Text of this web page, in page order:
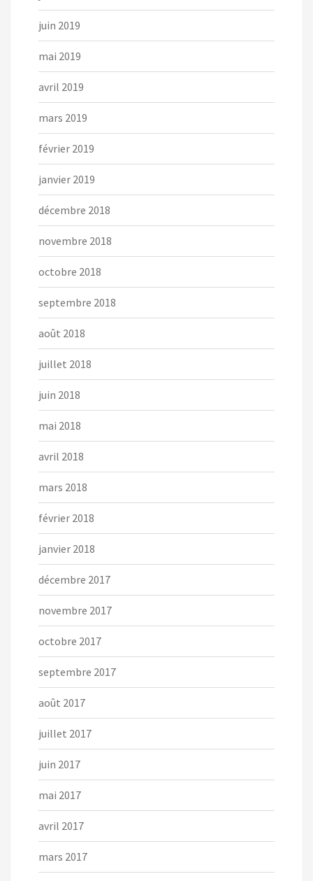
juin 2019
mai 2019
avril 2019
mars 2019
février 2019
janvier 2019
décembre 2018
novembre 2018
octobre 2018
septembre 2018
août 2018
juillet 2018
juin 2018
mai 2018
avril 2018
mars 2018
février 2018
janvier 2018
décembre 2017
novembre 2017
octobre 2017
septembre 2017
août 2017
juillet 2017
juin 2017
mai 2017
avril 2017
mars 2017